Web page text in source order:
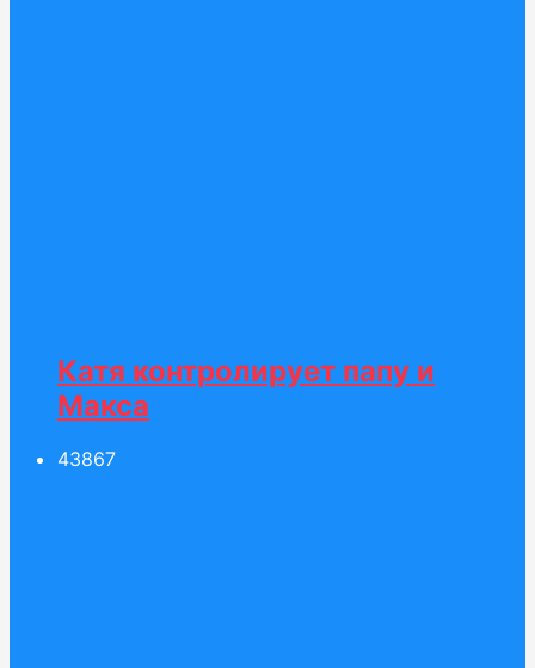
Катя контролирует папу и
Макса
43867